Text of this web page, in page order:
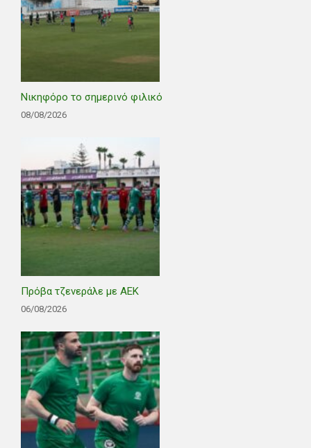
Νικηφόρο το σημερινό φιλικό
08/08/2026
Πρόβα τζενεράλε με ΑΕΚ
06/08/2026